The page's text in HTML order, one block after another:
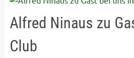
Alfred Ninaus zu
Club